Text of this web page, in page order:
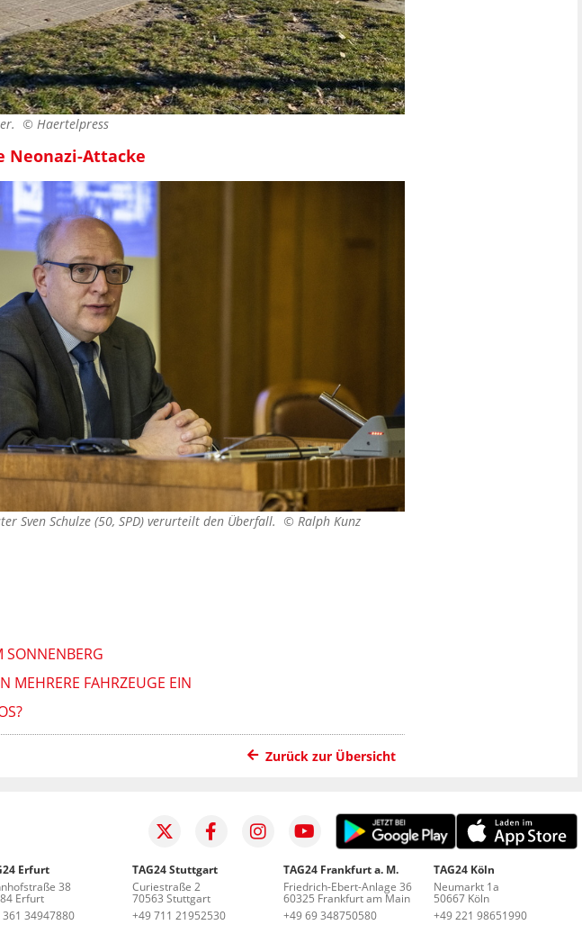
© Haertelpress
Neonazi-Attacke
Sven Schulze (50, SPD) verurteilt den Überfall. © Ralph Kunz
SONNENBERG
MEHRERE FAHRZEUGE EIN
Zurück zur Übersicht
Erfurt
38
Erfurt
361 34947880
TAG24 Stuttgart
Curiestraße 2
70563 Stuttgart
+49 711 21952530
TAG24 Frankfurt a. M.
Friedrich-Ebert-Anlage 36
60325 Frankfurt am Main
+49 69 348750580
TAG24 Köln
Neumarkt 1a
50667 Köln
+49 221 98651990